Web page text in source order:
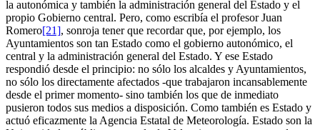
la autonómica y también la administración general del Estado y el
propio Gobierno central. Pero, como escribía el profesor Juan
Romero[21], sonroja tener que recordar que, por ejemplo, los
Ayuntamientos son tan Estado como el gobierno autonómico, el
central y la administración general del Estado. Y ese Estado
respondió desde el principio: no sólo los alcaldes y Ayuntamientos,
no sólo los directamente afectados -que trabajaron incansablemente
desde el primer momento- sino también los que de inmediato
pusieron todos sus medios a disposición. Como también es Estado y
actuó eficazmente la Agencia Estatal de Meteorología. Estado son la